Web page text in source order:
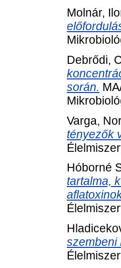
Molnár,
Debrődi,
során.
Varga,
tényezők
Hóborné
tartalma,
szembeni